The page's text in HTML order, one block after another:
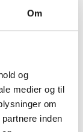
Om
og
medier og til
om
inden